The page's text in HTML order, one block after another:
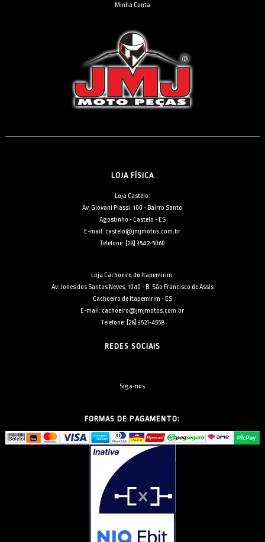
Minha Conta
LOJA FÍSICA
Loja Castelo:
Av. Giovani Piassi, 100 - Bairro Santo
Agostinho - Castelo - ES
E-mail: castelo@jmjmotos.com.br
Telefone: [28] 3542-5060
Loja Cachoeiro do Itapemirim:
Av. Jones dos Santos Neves, 1040 - B. São Francisco de Assis
Cachoeiro de Itapemirim - ES
E-mail: cachoeiro@jmjmotos.com.br
Telefone: [28] 3521-4558
REDES SOCIAIS
Siga-nos
FORMAS DE PAGAMENTO: